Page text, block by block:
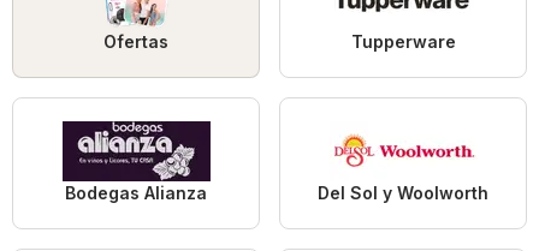
Ofertas Tupperware
Bodegas Alianza Del Sol y Woolworth